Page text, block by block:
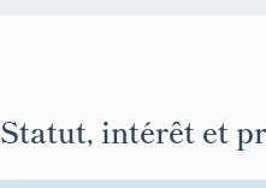
Statut, intérêt et